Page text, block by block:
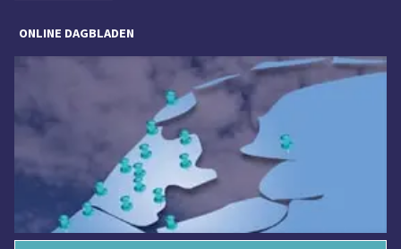
ONLINE DAGBLADEN